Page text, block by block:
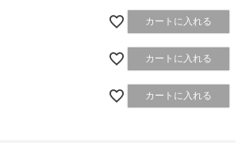
カートに入れる
カートに入れる
カートに入れる